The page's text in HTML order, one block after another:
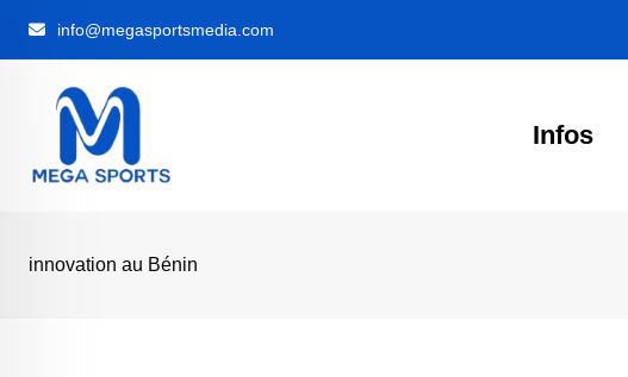
info@megasportsmedia.com
Infos
innovation au Bénin